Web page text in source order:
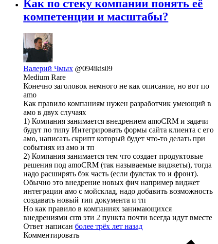
Как по стеку компании понять её
компетенции и масштабы?
Валерий Чмых @094ikis09
Medium Rare
Конечно заголовок немного не как описание, но вот по
amo
Как правило компаниям нужен разработчик умеющий в
амо в двух случаях
1) Компания занимается внедрением amoCRM и задачи
будут по типу Интегрировать формы сайта клиента с его
амо, написать скрипт который будет что-то делать при
событиях из амо и тп
2) Компания занимается тем что создает продуктовые
решения под amoCRM (так называемые виджеты), тогда
надо расширять бэк часть (если фулстак то и фронт).
Обычно это внедрение новых фич например виджет
интеграции амо с мойсклад, надо добавить возможность
создавать новый тип документа и тп
Но как правило в компаниях занимающихся
внедрениями crm эти 2 пункта почти всегда идут вместе
Ответ написан более трёх лет назад
Комментировать